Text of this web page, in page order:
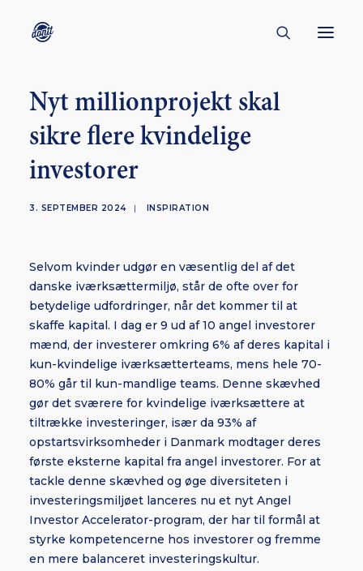
CONTACT
ABOUT
ENGLISH
BORNHOLM
SUBSCRIBE
Nyt millionprojekt skal
sikre flere kvindelige
investorer
3. SEPTEMBER 2024 | INSPIRATION
Selvom kvinder udgør en væsentlig del af det
danske iværksættermiljø, står de ofte over for
betydelige udfordringer, når det kommer til at
skaffe kapital. I dag er 9 ud af 10 angel investorer
mænd, der investerer omkring 6% af deres kapital i
kun-kvindelige iværksætterteams, mens hele 70-
80% går til kun-mandlige teams. Denne skævhed
gør det sværere for kvindelige iværksættere at
tiltrække investeringer, især da 93% af
opstartsvirksomheder i Danmark modtager deres
første eksterne kapital fra angel investorer. For at
tackle denne skævhed og øge diversiteten i
investeringsmiljøet lanceres nu et nyt Angel
Investor Accelerator-program, der har til formål at
styrke kompetencerne hos investorer og fremme
en mere balanceret investeringskultur.